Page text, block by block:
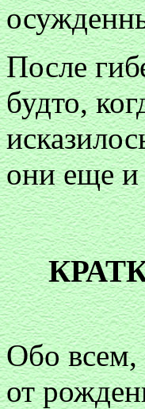
После
будто,
они еще и
Обо всем,
от